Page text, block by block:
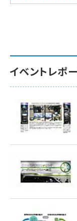
イベントレポ
【
5G！
2022年7
脱炭素
2022年6
環境省